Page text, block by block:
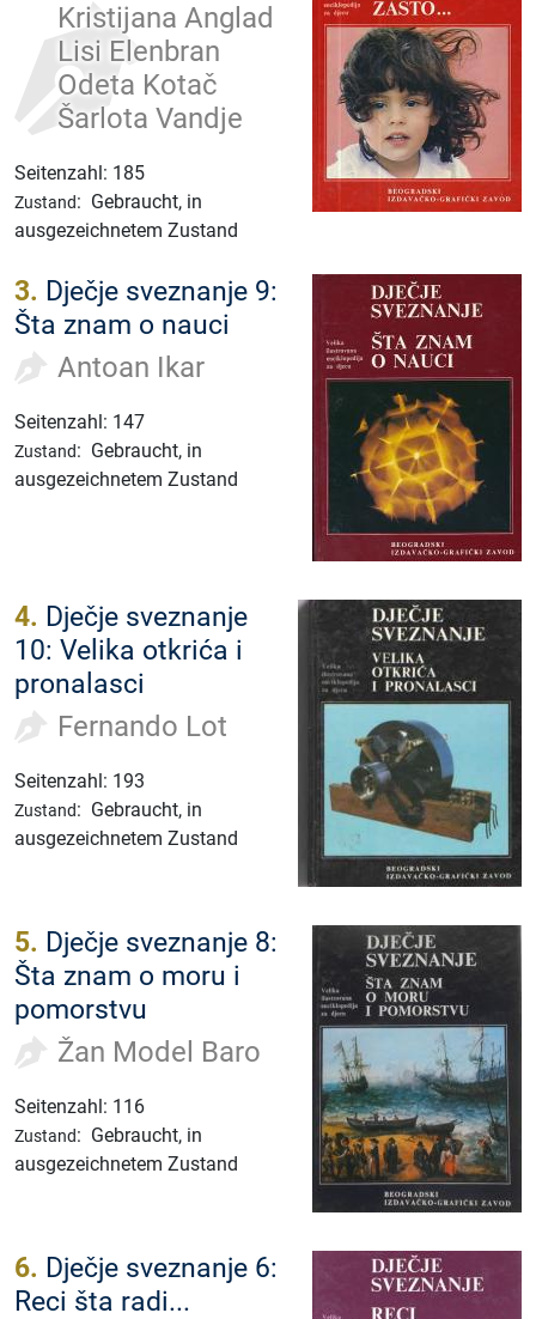
Kristijana Anglad
Lisi Elenbran
Odeta Kotač
Šarlota Vandje
Seitenzahl: 185
Zustand: Gebraucht, in
ausgezeichnetem Zustand
3. Dječje sveznanje 9:
Šta znam o nauci
Antoan Ikar
Seitenzahl: 147
Zustand: Gebraucht, in
ausgezeichnetem Zustand
4. Dječje sveznanje
10: Velika otkrića i
pronalasci
Fernando Lot
Seitenzahl: 193
Zustand: Gebraucht, in
ausgezeichnetem Zustand
5. Dječje sveznanje 8:
Šta znam o moru i
pomorstvu
Žan Model Baro
Seitenzahl: 116
Zustand: Gebraucht, in
ausgezeichnetem Zustand
6. Dječje sveznanje 6:
Reci šta radi...